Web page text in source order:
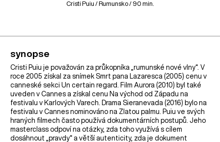
Cristi Puiu / Rumunsko/ 90 min.
synopse
Cristi Puiu je považován za průkopníka „rumunské nové vlny“. V
roce 2005 získal za snímek Smrt pana Lazaresca (2005) cenu v
canneské sekci Un certain regard. Film Aurora (2010) byl také
uveden v Cannes a získal cenu Na východ od Západu na
festivalu v Karlových Varech. Drama Sieranevada (2016) bylo na
festivalu v Cannes nominováno na Zlatou palmu. Puiu ve svých
hraných filmech často používá dokumentárních postupů. Jeho
masterclass odpoví na otázky, zda toho využívá s cílem
dosáhnout „pravdy“ a větší autenticity, zda je dokument